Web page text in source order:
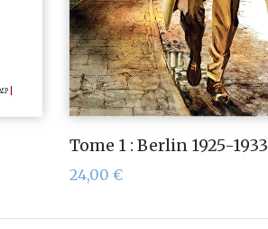
Tome 1 : Berlin 1925-1933
24,00 €